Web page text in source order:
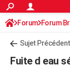
ACTUALITÉS
Politique
Société
Faits Divers
Education
Monde
Villes
+
Forum Forum
Sujet Précédent
Fuite d eau